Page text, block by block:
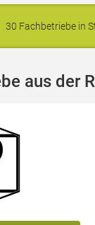
30 Fachbetriebe in
aus der